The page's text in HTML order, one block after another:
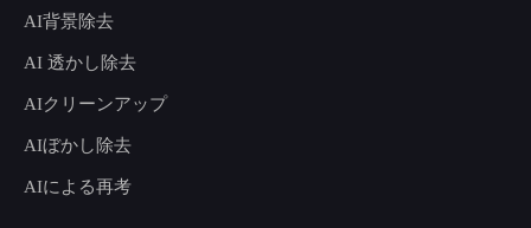
AI背景除去
AI 透かし除去
AIクリーンアップ
AIぼかし除去
AIによる再考